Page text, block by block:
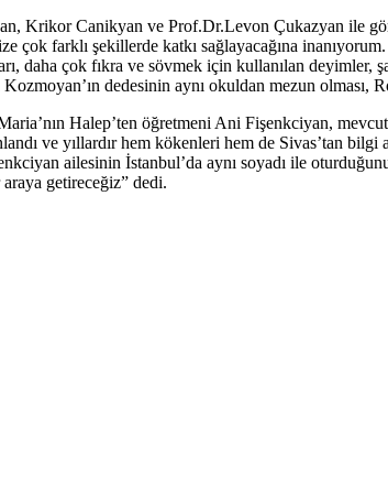
Krikor Canikyan ve Prof.Dr.Levon Çukazyan ile
farklı şekillerde katkı sağlayacağına
daha çok fıkra ve sövmek için kullanılan deyimler,
dedesinin aynı okuldan mezun olması,
Halep’ten öğretmeni Ani Fişenkciyan,
ve yıllardır hem kökenleri hem de Sivas’tan
ailesinin İstanbul’da aynı soyadı ile
getireceğiz” dedi.